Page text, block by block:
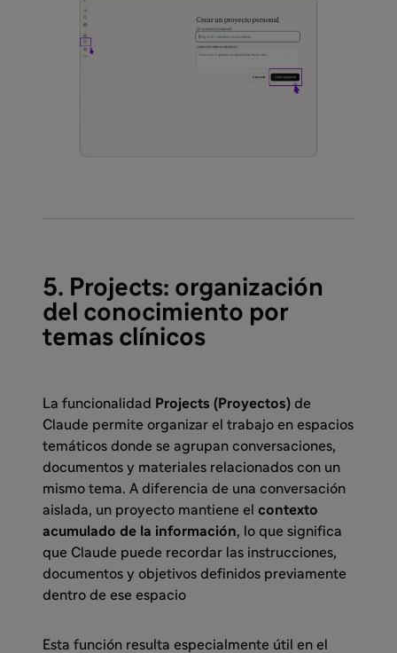
5. Projects: organización
del conocimiento por
temas clínicos
La funcionalidad Projects (Proyectos) de
Claude permite organizar el trabajo en espacios
temáticos donde se agrupan conversaciones,
documentos y materiales relacionados con un
mismo tema. A diferencia de una conversación
aislada, un proyecto mantiene el contexto
acumulado de la información, lo que significa
que Claude puede recordar las instrucciones,
documentos y objetivos definidos previamente
dentro de ese espacio
Esta función resulta especialmente útil en el